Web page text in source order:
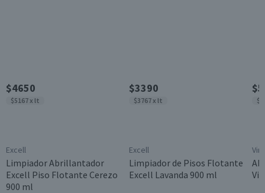
$4650
$5167 x lt
Excell
Limpiador Abrillantador
Excell Piso Flotante Cerezo
900 ml
$3390
$3767 x lt
Excell
Limpiador de Pisos Flotante
Excell Lavanda 900 ml